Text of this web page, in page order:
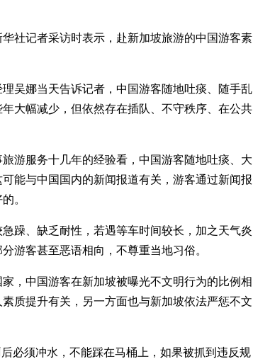
记者采访时表示，赴新加坡旅游的中国游客素
娜当天告诉记者，中国游客随地吐痰、随手乱
大幅减少，但依然存在插队、不守秩序、在公共
服务十几年的经验看，中国游客随地吐痰、大
能与中国国内的新闻报道有关，游客通过新闻报
。
、缺乏耐性，若遇等车时间较长，加之天气炎
游客甚至恶语相向，不尊重当地习俗。
中国游客在新加坡被曝光不文明行为的比例相
质提升有关，另一方面也与新加坡依法严惩不文
须冲水，不能踩在马桶上，如果被抓到违反规